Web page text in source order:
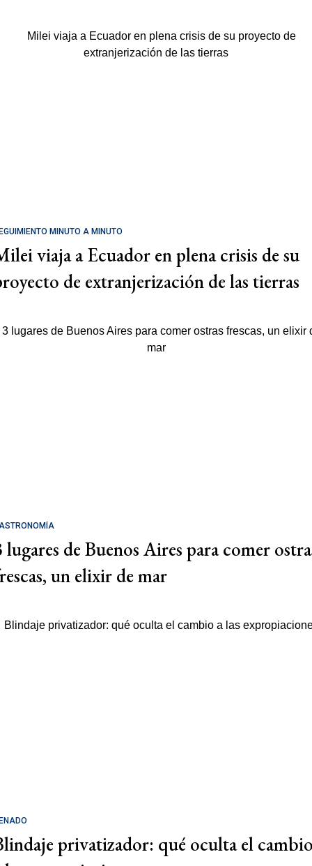
MINUTO A MINUTO
viaja a Ecuador en plena crisis de su
de extranjerización de las tierras
lugares de Buenos Aires para comer
un elixir de mar
privatizador: qué oculta el